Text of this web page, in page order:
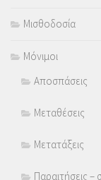
Μισθοδοσία
Μόνιμοι
Αποσπάσεις
Μεταθέσεις
Μετατάξεις
Παραιτήσεις –